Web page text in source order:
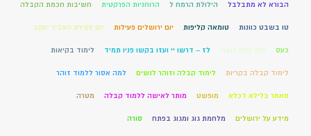
הבורא לא מתבלבל הילולת הרמח ל הרוחניות הפרקטית חשיבות חכמת הקבלה
טו בשבט כוונות טומאה קליפות יום ירושלים פעילות יום פטירת האביר יעקב
כעס לוח שנה לועזי לז – דרשו יי ועזו בקשו פניו תמיד לימוד בקיאות
לימוד קבלה בקריות לימוד קבלה וזוהר לנשים למה אסור ללמוד זוהר
מאמר בלילא דכלא מופשט מותר לאישה ללמוד קבלה מטרה
מידע על ירושלים מלחמת גוג ומגוג בפתח סורה